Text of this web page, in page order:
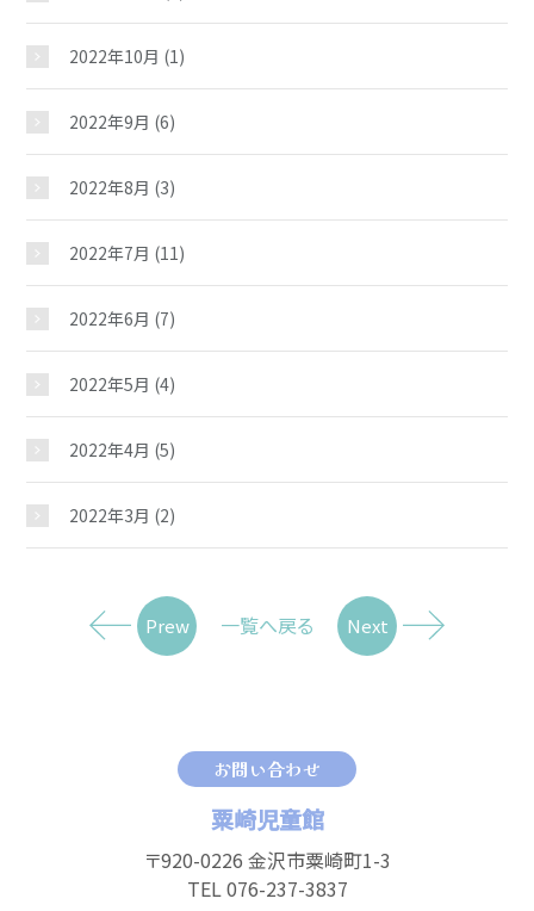
2022年10月 (1)
2022年9月 (6)
2022年8月 (3)
2022年7月 (11)
2022年6月 (7)
2022年5月 (4)
2022年4月 (5)
2022年3月 (2)
Prew 一覧へ戻る Next
お問い合わせ
粟崎児童館
〒920-0226 金沢市粟崎町1-3
TEL 076-237-3837